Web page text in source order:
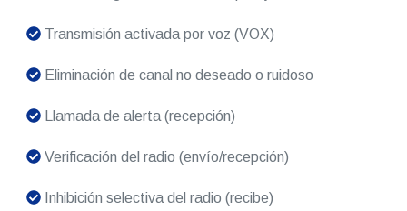
Transmisión activada por voz (VOX)
Eliminación de canal no deseado o ruidoso
Llamada de alerta (recepción)
Verificación del radio (envío/recepción)
Inhibición selectiva del radio (recibe)